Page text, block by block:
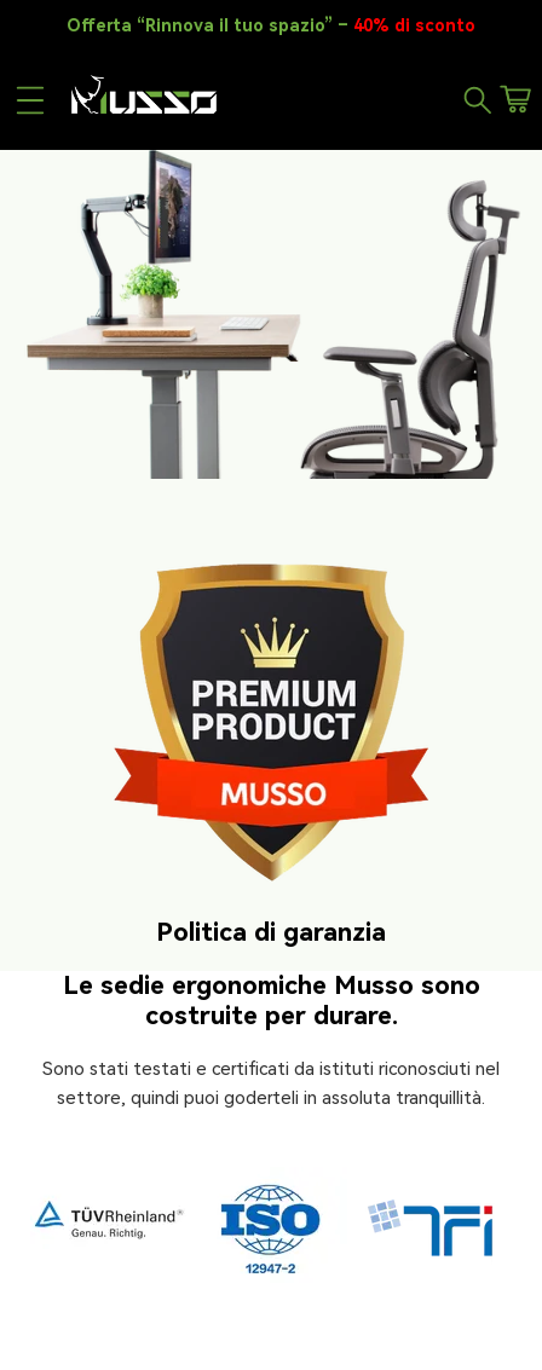
Salta al contenuto
Offerta “Rinnova il tuo spazio” – 40% di sconto
Politica di garanzia
Le sedie ergonomiche Musso sono
costruite per durare.
Sono stati testati e certificati da istituti riconosciuti nel
settore, quindi puoi goderteli in assoluta tranquillità.